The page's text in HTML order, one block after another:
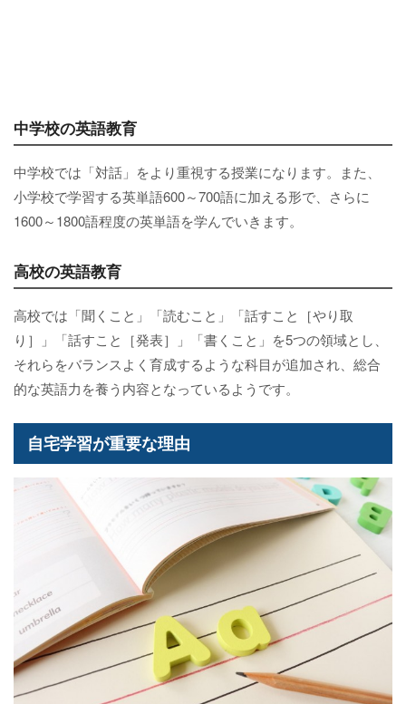
中学校の英語教育
中学校では「対話」をより重視する授業になります。また、
小学校で学習する英単語600～700語に加える形で、さらに
1600～1800語程度の英単語を学んでいきます。
高校の英語教育
高校では「聞くこと」「読むこと」「話すこと［やり取
り］」「話すこと［発表］」「書くこと」を5つの領域とし、
それらをバランスよく育成するような科目が追加され、総合
的な英語力を養う内容となっているようです。
自宅学習が重要な理由